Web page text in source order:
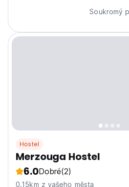
Soukromý
Hostel
Merzouga Hostel
6.0Dobré(2)
0.15km z vašeho města